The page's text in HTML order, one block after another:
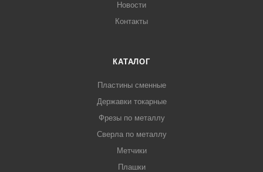
Новости
Контакты
КАТАЛОГ
Пластины сменные
Державки токарные
Фрезы по металлу
Сверла по металлу
Метчики
Плашки